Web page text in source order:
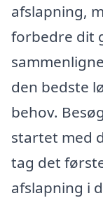
afslapning,
forbedre dit
den bedste
behov.
startet med
tag det
afslapning i